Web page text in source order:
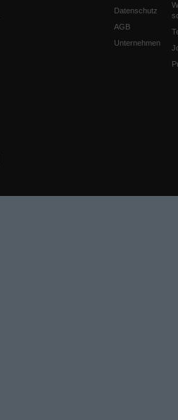
Datenschutz
AGB
Unternehmen